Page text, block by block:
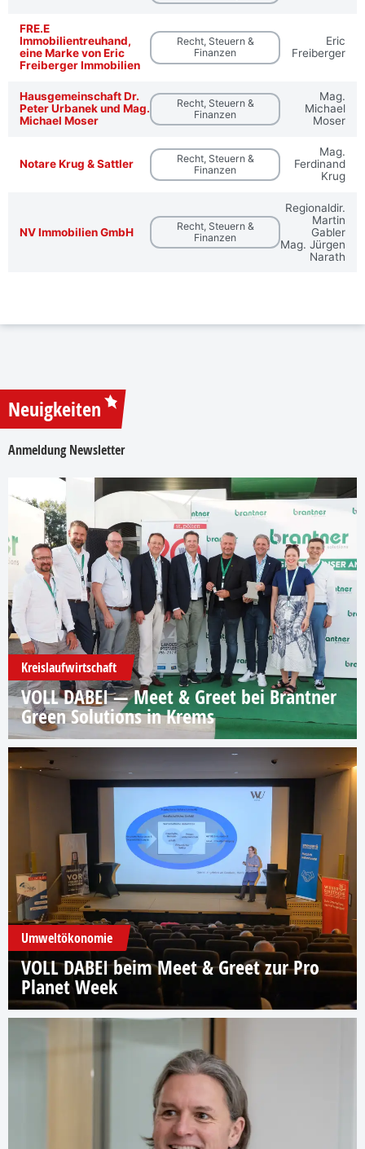
FRE.E
Immobilientreuhand,
eine Marke von Eric
Freiberger Immobilien
Recht, Steuern &
Finanzen
Eric
Freiberger
Hausgemeinschaft Dr.
Peter Urbanek und Mag.
Michael Moser
Recht, Steuern &
Finanzen
Mag.
Michael
Moser
Notare Krug & Sattler
Recht, Steuern &
Finanzen
Mag.
Ferdinand
Krug
NV Immobilien GmbH
Recht, Steuern &
Finanzen
Regionaldir.
Martin
Gabler
Mag. Jürgen
Narath
Neuigkeiten
Anmeldung Newsletter
Kreislaufwirtschaft
VOLL DABEI — Meet & Greet bei Brantner
Green Solutions in Krems
Umweltökonomie
VOLL DABEI beim Meet & Greet zur Pro
Planet Week